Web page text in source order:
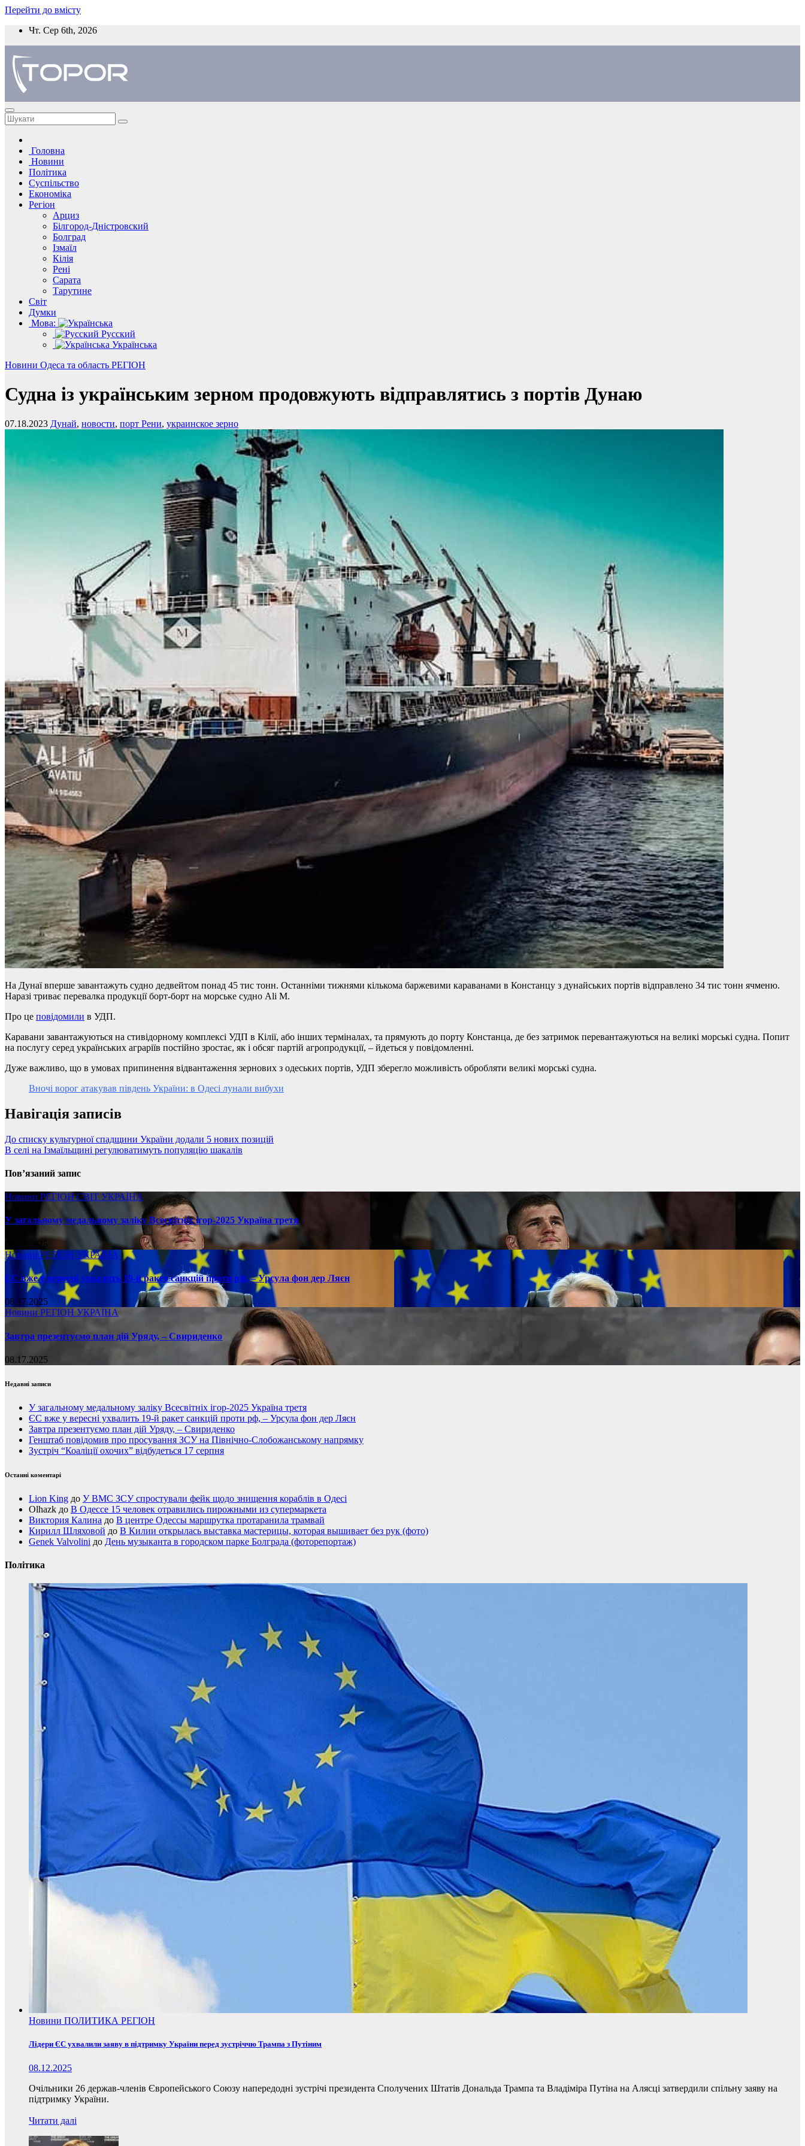
Перейти до вмісту
Чт. Сер 6th, 2026
Головна
Новини
Політика
Суспільство
Економіка
Регіон
Арциз
Білгород-Дністровский
Болград
Ізмаїл
Кілія
Рені
Сарата
Тарутине
Світ
Думки
Мова:
Русский
Українська
Новини Одеса та область РЕГІОН
Судна із українським зерном продовжують відправлятись з портів Дунаю
07.18.2023 Дунай, новости, порт Рени, украинское зерно
На Дунаї вперше завантажуть судно дедвейтом понад 45 тис тонн. Останніми тижнями кількома баржевими караванами в Констанцу з дунайських портів відправлено 34 тис тонн ячменю.
Наразі триває перевалка продукції борт-борт на морське судно Ali M.
Про це повідомили в УДП.
Каравани завантажуються на стивідорному комплексі УДП в Кілії, або інших терміналах, та прямують до порту Констанца, де без затримок перевантажуються на великі морські судна. Попит
на послугу серед українських аграріїв постійно зростає, як і обсяг партій агропродукції, – йдеться у повідомленні.
Дуже важливо, що в умовах припинення відвантаження зернових з одеських портів, УДП зберегло можливість обробляти великі морські судна.
Вночі ворог атакував південь України: в Одесі лунали вибухи
Навігація записів
До списку культурної спадщини України додали 5 нових позицій
В селі на Ізмаїльщині регулюватимуть популяцію шакалів
Пов’язаний запис
Новини РЕГІОНСВІТ УКРАЇНА
У загальному медальному заліку Всесвітніх ігор-2025 Україна третя
08.17.2025
НовиниРЕГІОН УКРАЇНА
ЄС вже у вересні ухвалить 19-й ракет санкцій проти рф, – Урсула фон дер Ляєн
08.17.2025
Новини РЕГІОН УКРАЇНА
Завтра презентуємо план дій Уряду, – Свириденко
08.17.2025
Недавні записи
У загальному медальному заліку Всесвітніх ігор-2025 Україна третя
ЄС вже у вересні ухвалить 19-й ракет санкцій проти рф, – Урсула фон дер Ляєн
Завтра презентуємо план дій Уряду, – Свириденко
Генштаб повідомив про просування ЗСУ на Північно-Слобожанському напрямку
Зустріч “Коаліції охочих” відбудеться 17 серпня
Останні коментарі
Lion King до У ВМС ЗСУ спростували фейк щодо знищення кораблів в Одесі
Olhazk до В Одессе 15 человек отравились пирожными из супермаркета
Виктория Калина до В центре Одессы маршрутка протаранила трамвай
Кирилл Шляховой до В Килии открылась выставка мастерицы, которая вышивает без рук (фото)
Genek Valvolini до День музыканта в городском парке Болграда (фоторепортаж)
Політика
Новини ПОЛИТИКА РЕГІОН
Лідери ЄС ухвалили заяву в підтримку України перед зустріччю Трампа з Путіним
08.12.2025
Очільники 26 держав-членів Європейського Союзу напередодні зустрічі президента Сполучених Штатів Дональда Трампа та Владіміра Путіна на Алясці затвердили спільну заяву на
підтримку України.
Читати далі